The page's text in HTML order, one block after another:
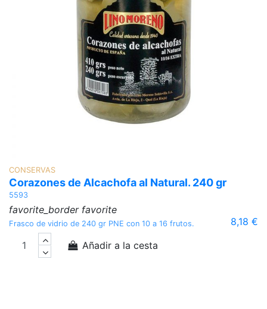
CONSERVAS
Corazones de Alcachofa al Natural. 240 gr
5593
favorite_border favorite
8,18 €
Frasco de vidrio de 240 gr PNE con 10 a 16 frutos.
Añadir a la cesta